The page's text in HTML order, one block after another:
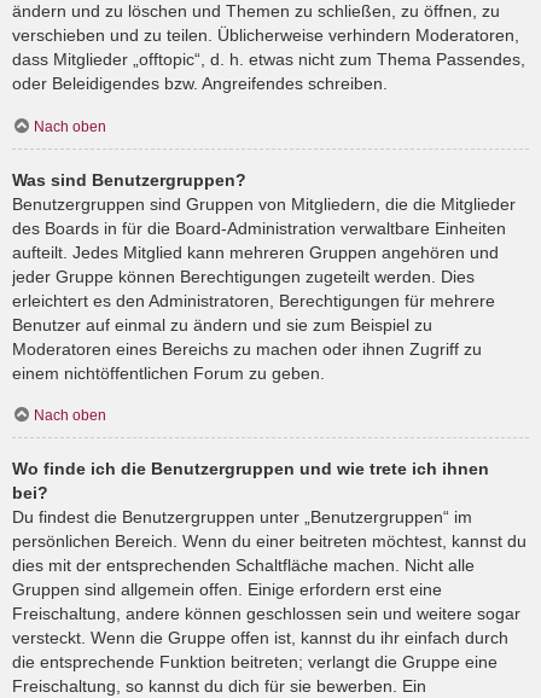
ändern und zu löschen und Themen zu schließen, zu öffnen, zu
verschieben und zu teilen. Üblicherweise verhindern Moderatoren,
dass Mitglieder „offtopic“, d. h. etwas nicht zum Thema Passendes,
oder Beleidigendes bzw. Angreifendes schreiben.
Nach oben
Was sind Benutzergruppen?
Benutzergruppen sind Gruppen von Mitgliedern, die die Mitglieder
des Boards in für die Board-Administration verwaltbare Einheiten
aufteilt. Jedes Mitglied kann mehreren Gruppen angehören und
jeder Gruppe können Berechtigungen zugeteilt werden. Dies
erleichtert es den Administratoren, Berechtigungen für mehrere
Benutzer auf einmal zu ändern und sie zum Beispiel zu
Moderatoren eines Bereichs zu machen oder ihnen Zugriff zu
einem nichtöffentlichen Forum zu geben.
Nach oben
Wo finde ich die Benutzergruppen und wie trete ich ihnen
bei?
Du findest die Benutzergruppen unter „Benutzergruppen“ im
persönlichen Bereich. Wenn du einer beitreten möchtest, kannst du
dies mit der entsprechenden Schaltfläche machen. Nicht alle
Gruppen sind allgemein offen. Einige erfordern erst eine
Freischaltung, andere können geschlossen sein und weitere sogar
versteckt. Wenn die Gruppe offen ist, kannst du ihr einfach durch
die entsprechende Funktion beitreten; verlangt die Gruppe eine
Freischaltung, so kannst du dich für sie bewerben. Ein